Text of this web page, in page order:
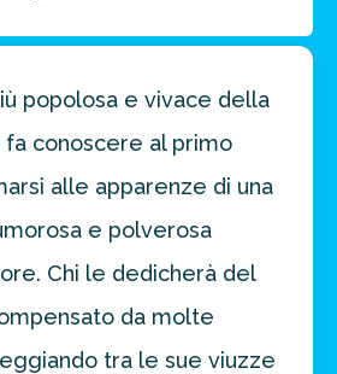
popolosa e vivace della
fa conoscere al primo
alle apparenze di una
e polverosa
Chi le dedicherà del
da molte
tra le sue viuzze